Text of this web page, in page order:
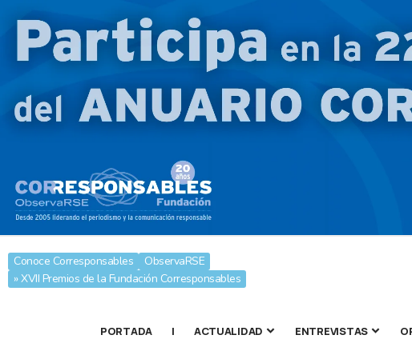
Conoce Corresponsables
ObservaRSE
» XVII Premios de la Fundación Corresponsables
PORTADA | ACTUALIDAD ENTREVISTAS